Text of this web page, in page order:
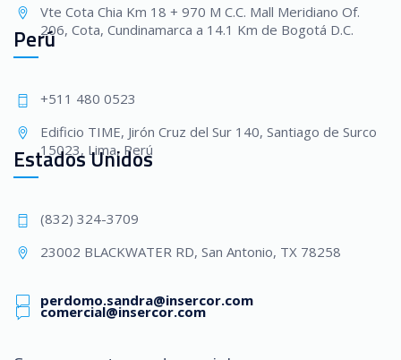
Vte Cota Chia Km 18 + 970 M C.C. Mall Meridiano Of.
206, Cota, Cundinamarca a 14.1 Km de Bogotá D.C.
Perú
+511 480 0523
Edificio TIME, Jirón Cruz del Sur 140, Santiago de Surco
15023, Lima, Perú
Estados Unidos
(832) 324-3709
23002 BLACKWATER RD, San Antonio, TX 78258
comercial@insercor.com
perdomo.sandra@insercor.com